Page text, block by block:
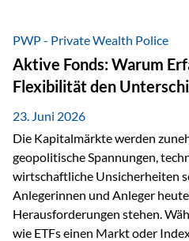
Nostalgie dar, sondern ist die
klügste Antwort auf globale
und der richtige Rechtsstandort
Option mehr, sondern eine
Der massive Aufwand hinter
PWP - Private Wealth Police
Aktive Fonds: Warum
Flexibilität den
23. Juni 2026
Die Kapitalmärkte werden
geopolitische Spannungen,
wirtschaftliche Unsicherheiten
Anlegerinnen und Anleger
Herausforderungen stehen.
wie ETFs einen Markt oder